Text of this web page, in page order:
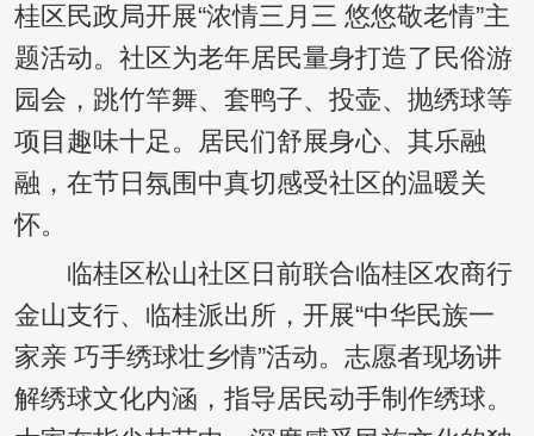
桂区民政局开展“浓情三月三 悠悠敬老情”主
题活动。社区为老年居民量身打造了民俗游
园会，跳竹竿舞、套鸭子、投壶、抛绣球等
项目趣味十足。居民们舒展身心、其乐融
融，在节日氛围中真切感受社区的温暖关
怀。
临桂区松山社区日前联合临桂区农商行
金山支行、临桂派出所，开展“中华民族一
家亲 巧手绣球壮乡情”活动。志愿者现场讲
解绣球文化内涵，指导居民动手制作绣球。